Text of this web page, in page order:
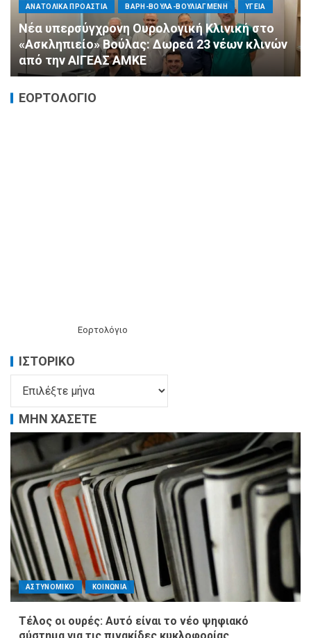
ΠΟΛΙΤΙΚΗ ΤΡΟΠΟΣ ΖΩΗΣ ΥΓΕΙΑ
«Ημέρα Καρδιάς»: Μια πρωτοποριακή δράση
πρόληψης από τη ΔΗΜ.ΤΟ. Νέας
Φιλαδέλφειας – Νέας Χαλκηδόνας
ΕΟΡΤΟΛΟΓΙΟ
Εορτολόγιο
ΙΣΤΟΡΙΚΌ
ΜΗΝ ΧΑΣΕΤΕ
ΑΣΤΥΝΟΜΙΚΟ ΚΟΙΝΩΝΙΑ
Τέλος οι ουρές: Αυτό είναι το νέο ψηφιακό